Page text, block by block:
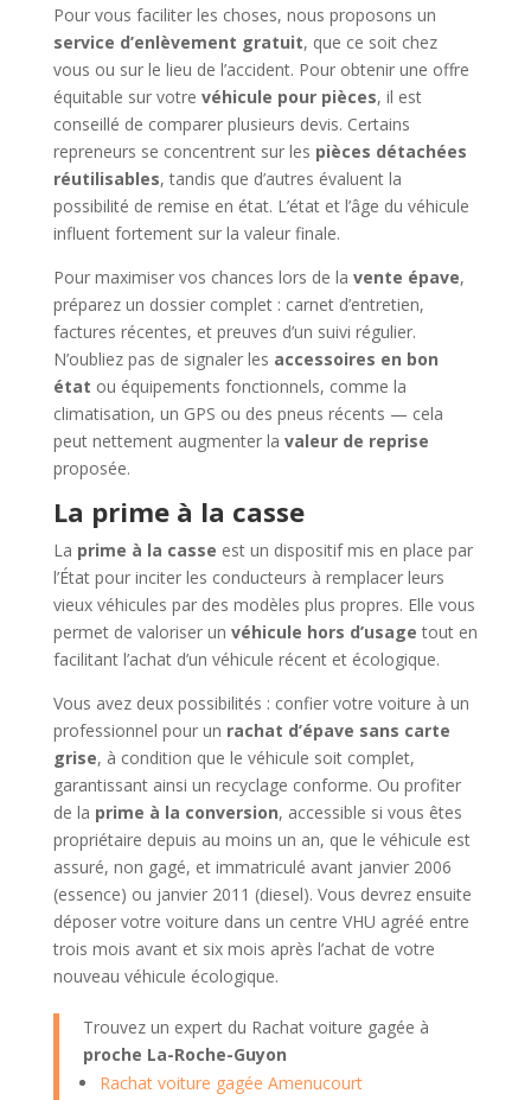
Pour vous faciliter les choses, nous proposons un
service d’enlèvement gratuit, que ce soit chez
vous ou sur le lieu de l’accident. Pour obtenir une offre
équitable sur votre véhicule pour pièces, il est
conseillé de comparer plusieurs devis. Certains
repreneurs se concentrent sur les pièces détachées
réutilisables, tandis que d’autres évaluent la
possibilité de remise en état. L’état et l’âge du véhicule
influent fortement sur la valeur finale.
Pour maximiser vos chances lors de la vente épave,
préparez un dossier complet : carnet d’entretien,
factures récentes, et preuves d’un suivi régulier.
N’oubliez pas de signaler les accessoires en bon
état ou équipements fonctionnels, comme la
climatisation, un GPS ou des pneus récents — cela
peut nettement augmenter la valeur de reprise
proposée.
La prime à la casse
La prime à la casse est un dispositif mis en place par
l’État pour inciter les conducteurs à remplacer leurs
vieux véhicules par des modèles plus propres. Elle vous
permet de valoriser un véhicule hors d’usage tout en
facilitant l’achat d’un véhicule récent et écologique.
Vous avez deux possibilités : confier votre voiture à un
professionnel pour un rachat d’épave sans carte
grise, à condition que le véhicule soit complet,
garantissant ainsi un recyclage conforme. Ou profiter
de la prime à la conversion, accessible si vous êtes
propriétaire depuis au moins un an, que le véhicule est
assuré, non gagé, et immatriculé avant janvier 2006
(essence) ou janvier 2011 (diesel). Vous devrez ensuite
déposer votre voiture dans un centre VHU agréé entre
trois mois avant et six mois après l’achat de votre
nouveau véhicule écologique.
Trouvez un expert du Rachat voiture gagée à
proche La-Roche-Guyon
Rachat voiture gagée Amenucourt